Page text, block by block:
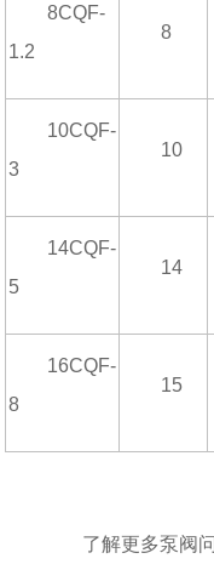
8CQF-
1.2
8
10CQF-
3
10
14CQF-
5
14
16CQF-
8
15
了解更多泵阀问